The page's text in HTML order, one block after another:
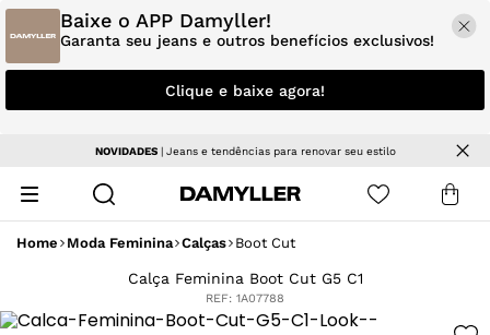
Baixe o APP Damyller!
Garanta seu jeans e outros benefícios exclusivos!
Clique e baixe agora!
NOVIDADES| Jeans e tendências para renovar seu estilo
Home Moda Feminina Calças Boot Cut
Calça Feminina Boot Cut G5 C1
REF: 1A07788